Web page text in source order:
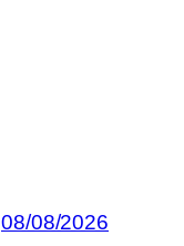
08/08/2026